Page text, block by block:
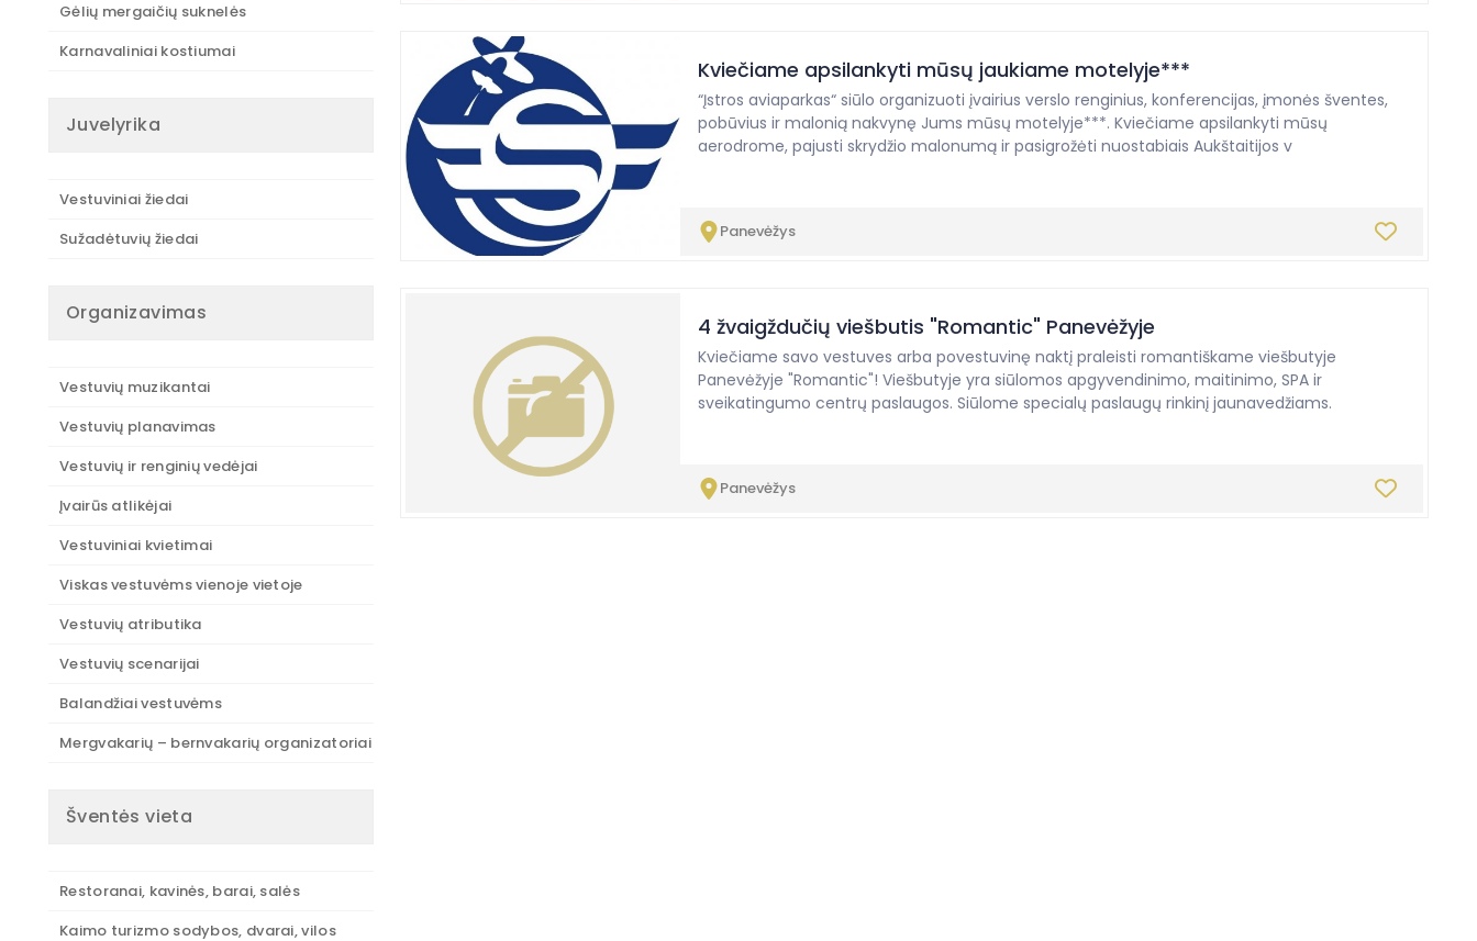
Gėlių mergaičių suknelės
Karnavaliniai kostiumai
Juvelyrika
Vestuviniai žiedai
Sužadėtuvių žiedai
Organizavimas
Vestuvių muzikantai
Vestuvių planavimas
Vestuvių ir renginių vedėjai
Įvairūs atlikėjai
Vestuviniai kvietimai
Viskas vestuvėms vienoje vietoje
Vestuvių atributika
Vestuvių scenarijai
Balandžiai vestuvėms
Mergvakarių – bernvakarių organizatoriai
Šventės vieta
Restoranai, kavinės, barai, salės
Kaimo turizmo sodybos, dvarai, vilos
Kviečiame apsilankyti mūsų jaukiame motelyje***
“Įstros aviaparkas“ siūlo organizuoti įvairius verslo renginius, konferencijas, įmonės šventes,
pobūvius ir malonią nakvynę Jums mūsų motelyje***. Kviečiame apsilankyti mūsų
aerodrome, pajusti skrydžio malonumą ir pasigrožėti nuostabiais Aukštaitijos v
Panevėžys
4 žvaigždučių viešbutis "Romantic" Panevėžyje
Kviečiame savo vestuves arba povestuvinę naktį praleisti romantiškame viešbutyje
Panevėžyje "Romantic"! Viešbutyje yra siūlomos apgyvendinimo, maitinimo, SPA ir
sveikatingumo centrų paslaugos. Siūlome specialų paslaugų rinkinį jaunavedžiams.
Panevėžys